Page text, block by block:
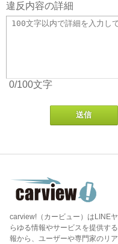
違反内容の詳細
0/100文字
carview!（カービュー）はLINE
らゆる情報やサービスを提供す
報から、ユーザーや専門家のリ